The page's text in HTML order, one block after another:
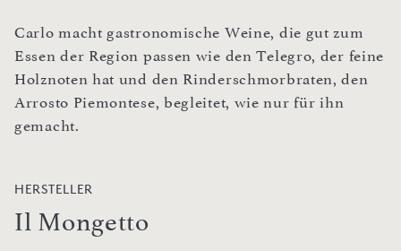
Carlo macht gastronomische Weine, die gut zum
Essen der Region passen wie den Telegro, der feine
Holznoten hat und den Rinderschmorbraten, den
Arrosto Piemontese, begleitet, wie nur für ihn
gemacht.
HERSTELLER
Il Mongetto